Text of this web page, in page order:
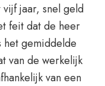
jaar, snel geld
feit dat de heer
het gemiddelde
van de werkelijk
van een